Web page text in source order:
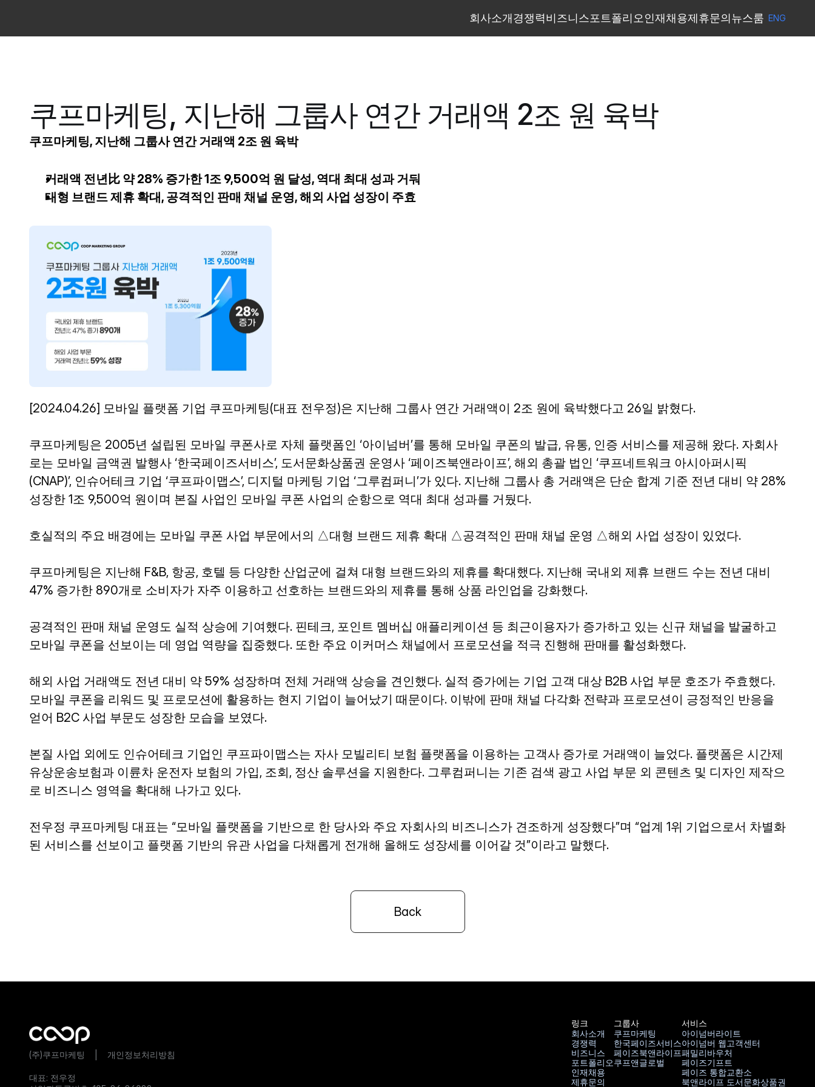
회사소개경쟁력비즈니스포트폴리오 인재채용
인재채용
제휴문의뉴스룸 ENG
쿠프마케팅, 지난해 그룹사 연간 거래액 2조 원 육박
쿠프마케팅, 지난해 그룹사 연간 거래액 2조 원 육박
거래액 전년比 약 28% 증가한 1조 9,500억 원 달성, 역대 최대 성과 거둬
대형 브랜드 제휴 확대, 공격적인 판매 채널 운영, 해외 사업 성장이 주효
[2024.04.26] 모바일 플랫폼 기업 쿠프마케팅(대표 전우정)은 지난해 그룹사 연간 거래액이 2조 원에 육박했다고 26일 밝혔다.
쿠프마케팅은 2005년 설립된 모바일 쿠폰사로 자체 플랫폼인 ‘아이넘버’를 통해 모바일 쿠폰의 발급, 유통, 인증 서비스를 제공해 왔다. 자회사
로는 모바일 금액권 발행사 ‘한국페이즈서비스’, 도서문화상품권 운영사 ‘페이즈북앤라이프’, 해외 총괄 법인 ‘쿠프네트워크 아시아퍼시픽
(CNAP)’, 인슈어테크 기업 ‘쿠프파이맵스’, 디지털 마케팅 기업 ‘그루컴퍼니’가 있다. 지난해 그룹사 총 거래액은 단순 합계 기준 전년 대비 약 28%
성장한 1조 9,500억 원이며 본질 사업인 모바일 쿠폰 사업의 순항으로 역대 최대 성과를 거뒀다.
호실적의 주요 배경에는 모바일 쿠폰 사업 부문에서의 △대형 브랜드 제휴 확대 △공격적인 판매 채널 운영 △해외 사업 성장이 있었다.
쿠프마케팅은 지난해 F&B, 항공, 호텔 등 다양한 산업군에 걸쳐 대형 브랜드와의 제휴를 확대했다. 지난해 국내외 제휴 브랜드 수는 전년 대비
47% 증가한 890개로 소비자가 자주 이용하고 선호하는 브랜드와의 제휴를 통해 상품 라인업을 강화했다.
공격적인 판매 채널 운영도 실적 상승에 기여했다. 핀테크, 포인트 멤버십 애플리케이션 등 최근이용자가 증가하고 있는 신규 채널을 발굴하고
모바일 쿠폰을 선보이는 데 영업 역량을 집중했다. 또한 주요 이커머스 채널에서 프로모션을 적극 진행해 판매를 활성화했다.
해외 사업 거래액도 전년 대비 약 59% 성장하며 전체 거래액 상승을 견인했다. 실적 증가에는 기업 고객 대상 B2B 사업 부문 호조가 주효했다.
모바일 쿠폰을 리워드 및 프로모션에 활용하는 현지 기업이 늘어났기 때문이다. 이밖에 판매 채널 다각화 전략과 프로모션이 긍정적인 반응을
얻어 B2C 사업 부문도 성장한 모습을 보였다.
본질 사업 외에도 인슈어테크 기업인 쿠프파이맵스는 자사 모빌리티 보험 플랫폼을 이용하는 고객사 증가로 거래액이 늘었다. 플랫폼은 시간제
유상운송보험과 이륜차 운전자 보험의 가입, 조회, 정산 솔루션을 지원한다. 그루컴퍼니는 기존 검색 광고 사업 부문 외 콘텐츠 및 디자인 제작으
로 비즈니스 영역을 확대해 나가고 있다.
전우정 쿠프마케팅 대표는 “모바일 플랫폼을 기반으로 한 당사와 주요 자회사의 비즈니스가 견조하게 성장했다”며 “업계 1위 기업으로서 차별화
된 서비스를 선보이고 플랫폼 기반의 유관 사업을 다채롭게 전개해 올해도 성장세를 이어갈 것”이라고 말했다.
Back
(주)쿠프마케팅    | 개인정보처리방침
대표: 전우정
링크
회사소개
회사소개
경쟁력
경쟁력
비즈니스
비즈니스
포트폴리오
비즈니스
인재채용
인재채용
제휴문의
그룹사
쿠프마케팅
쿠프마케팅
한국페이즈서비스
한국페이즈서비스
페이즈북앤라이프
페이즈북앤라이프
쿠프앤글로벌
서비스
아이넘버라이트
아이넘버라이트
아이넘버 웹고객센터
아이넘버 웹고객센터
패밀리바우처
패밀리바우처
페이즈기프트
페이즈기프트
페이즈 통합교환소
페이즈 통합교환소
북앤라이프 도서문화상품권